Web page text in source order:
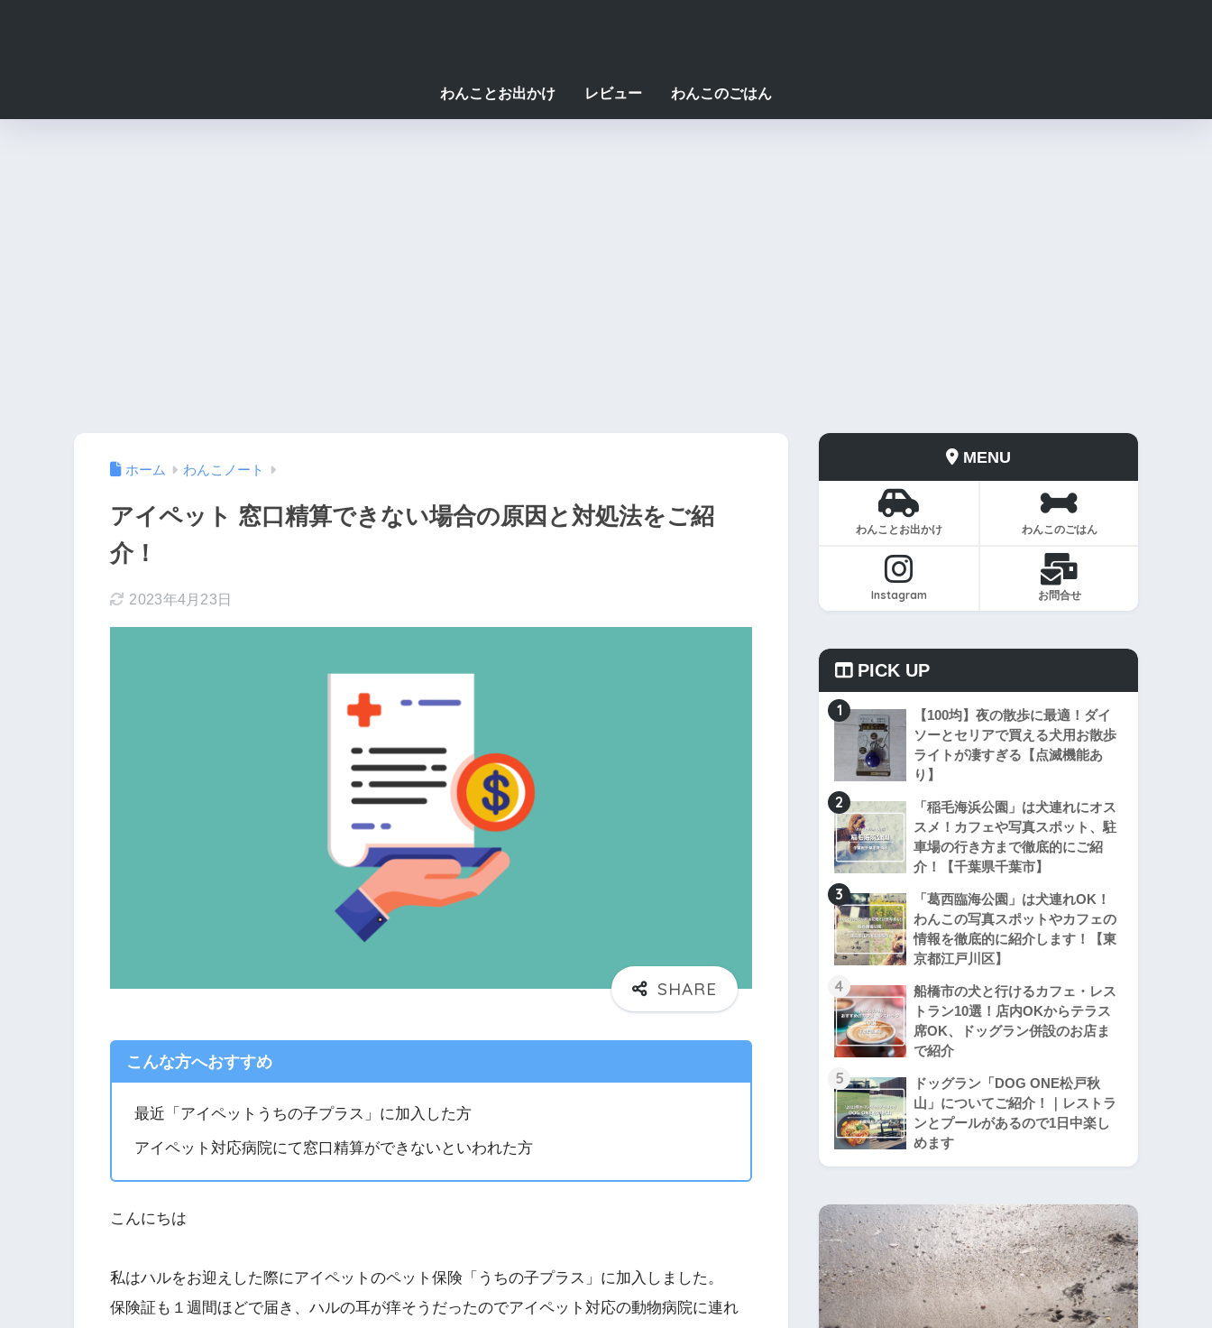
わんことお出かけ レビュー わんこのごはん
ホーム わんこノート
アイペット 窓口精算できない場合の原因と対処法をご紹
介！
2023年4月23日
こんな方へおすすめ
最近「アイペットうちの子プラス」に加入した方
アイペット対応病院にて窓口精算ができないといわれた方
こんにちは
私はハルをお迎えした際にアイペットのペット保険「うちの子プラス」に加入しました。
保険証も１週間ほどで届き、ハルの耳が痒そうだったのでアイペット対応の動物病院に連れ
MENU
わんことお出かけ わんこのごはん
Instagram お問合せ
PICK UP
1
【100均】夜の散歩に最適！ダイ
ソーとセリアで買える犬用お散歩
ライトが凄すぎる【点滅機能あ
り】
2
「稲毛海浜公園」は犬連れにオス
スメ！カフェや写真スポット、駐
車場の行き方まで徹底的にご紹
介！【千葉県千葉市】
3
「葛西臨海公園」は犬連れOK！
わんこの写真スポットやカフェの
情報を徹底的に紹介します！【東
京都江戸川区】
4
船橋市の犬と行けるカフェ・レス
トラン10選！店内OKからテラス
席OK、ドッグラン併設のお店ま
で紹介
5
ドッグラン「DOG ONE松戸秋
山」についてご紹介！｜レストラ
ンとプールがあるので1日中楽し
めます